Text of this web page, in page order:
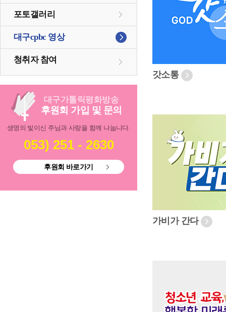
포토갤러리
대구cpbc 영상
청취자 참여
대구가톨릭평화방송
후원회 가입 및 문의
생명의 빛이신 주님과 사랑을 함께 나눕니다.
053) 251 - 2630
후원회 바로가기
갓소통
가비가 간다